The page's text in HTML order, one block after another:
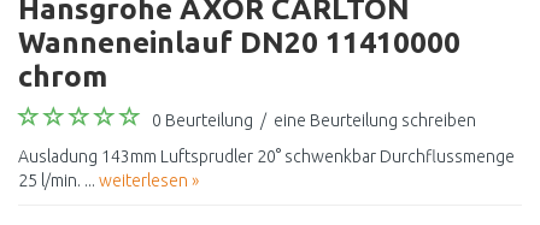
Hansgrohe AXOR CARLTON
Wanneneinlauf DN20 11410000
chrom
0 Beurteilung / eine Beurteilung schreiben
Ausladung 143mm Luftsprudler 20° schwenkbar Durchflussmenge
25 l/min. ... weiterlesen »